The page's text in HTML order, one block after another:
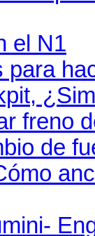
el N1
para
freno
de